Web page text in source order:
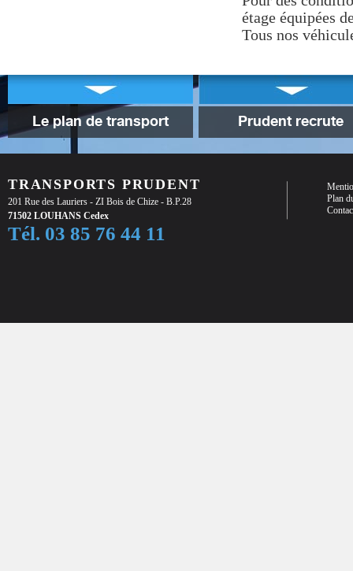
étage équipées
Tous nos
Le plan de transport Prudent recrute
TRANSPORTS PRUDENT
201 Rue des Lauriers - ZI Bois de Chize - B.P.28
71502 LOUHANS Cedex
Tél. 03 85 76 44 11
Plan